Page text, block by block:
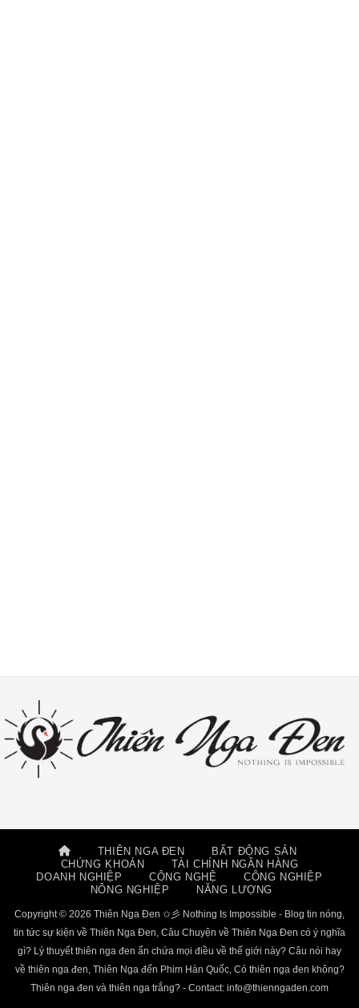
THIÊN NGA ĐEN
BẤT ĐỘNG SẢN
CHỨNG KHOÁN
TÀI CHÍNH NGÂN HÀNG
DOANH NGHIỆP
CÔNG NGHỆ
CÔNG NGHIỆP
NÔNG NGHIỆP
NĂNG LƯỢNG
Copyright © 2026 Thiên Nga Đen ✩彡 Nothing Is Impossible - Blog tin nóng,
tin tức sự kiện về Thiên Nga Đen, Câu Chuyện về Thiên Nga Đen có ý nghĩa
gì? Lý thuyết thiên nga đen ẩn chứa mọi điều về thế giới này? Câu nói hay
về thiên nga đen, Thiên Nga đến Phim Hàn Quốc, Có thiên nga đen không?
Thiên nga đen và thiên nga trắng? - Contact: info@thienngaden.com